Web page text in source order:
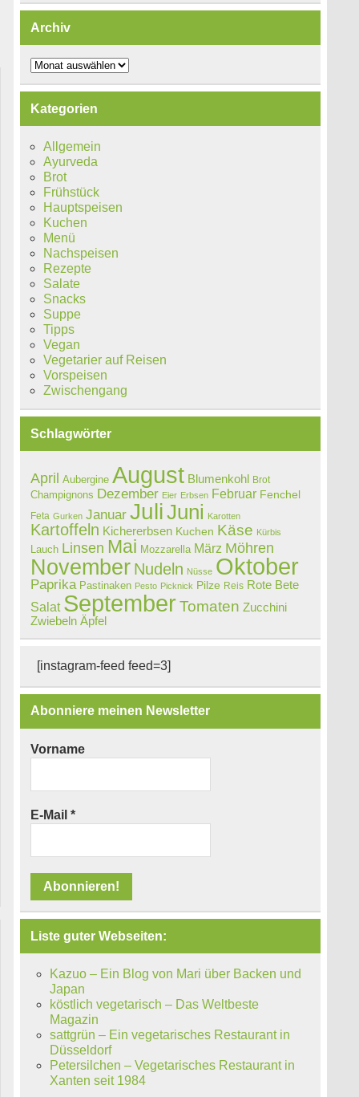
Archiv
Archiv
Kategorien
Allgemein
Ayurveda
Brot
Frühstück
Hauptspeisen
Kuchen
Menü
Nachspeisen
Rezepte
Salate
Snacks
Suppe
Tipps
Vegan
Vegetarier auf Reisen
Vorspeisen
Zwischengang
Schlagwörter
April Aubergine August Blumenkohl Brot
Champignons Dezember Eier Erbsen Februar Fenchel
Feta Gurken Januar JuliJuni Karotten
Kartoffeln Kichererbsen Kuchen Käse Kürbis
Lauch Linsen Mai Mozzarella März Möhren
November Nudeln Nüsse Oktober
Paprika Pastinaken Pesto Picknick Pilze Reis Rote Bete
Salat September Tomaten Zucchini
Zwiebeln Äpfel
[instagram-feed feed=3]
Abonniere meinen Newsletter
Vorname
E-Mail*
Liste guter Webseiten:
Kazuo – Ein Blog von Mari über Backen und
Japan
köstlich vegetarisch – Das Weltbeste
Magazin
sattgrün – Ein vegetarisches Restaurant in
Düsseldorf
Petersilchen – Vegetarisches Restaurant in
Xanten seit 1984